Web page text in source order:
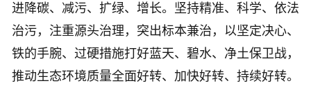
进降碳、减污、扩绿、增长。坚持精准、科学、依法
治污，注重源头治理，突出标本兼治，以坚定决心、
铁的手腕、过硬措施打好蓝天、碧水、净土保卫战，
推动生态环境质量全面好转、加快好转、持续好转。